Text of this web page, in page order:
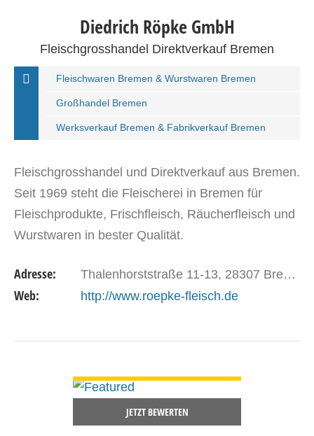
Diedrich Röpke GmbH
Fleischgrosshandel Direktverkauf Bremen
Fleischwaren Bremen & Wurstwaren Bremen
Großhandel Bremen
Werksverkauf Bremen & Fabrikverkauf Bremen
Fleischgrosshandel und Direktverkauf aus Bremen.
Seit 1969 steht die Fleischerei in Bremen für
Fleischprodukte, Frischfleisch, Räucherfleisch und
Wurstwaren in bester Qualität.
Adresse: Thalenhorststraße 11-13, 28307 Bremen
Web: http://www.roepke-fleisch.de
JETZT BEWERTEN